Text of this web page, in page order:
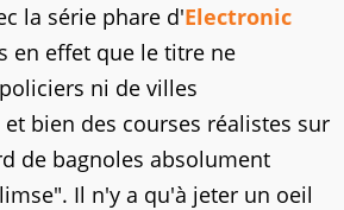
la série phare d'Electronic
en effet que le titre ne
ni de villes
bien des courses réalistes sur
de bagnoles absolument
Il n'y a qu'à jeter un oeil